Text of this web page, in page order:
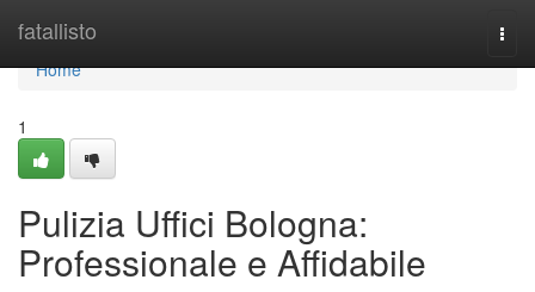
fatallisto
Home
Home
1
Pulizia Uffici Bologna:
Professionale e Affidabile